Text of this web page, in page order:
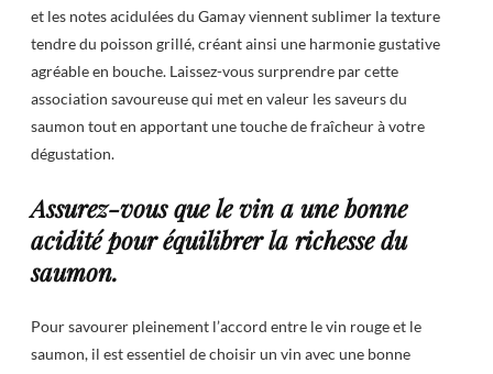
et les notes acidulées du Gamay viennent sublimer la texture
tendre du poisson grillé, créant ainsi une harmonie gustative
agréable en bouche. Laissez-vous surprendre par cette
association savoureuse qui met en valeur les saveurs du
saumon tout en apportant une touche de fraîcheur à votre
dégustation.
Assurez-vous que le vin a une bonne
acidité pour équilibrer la richesse du
saumon.
Pour savourer pleinement l’accord entre le vin rouge et le
saumon, il est essentiel de choisir un vin avec une bonne